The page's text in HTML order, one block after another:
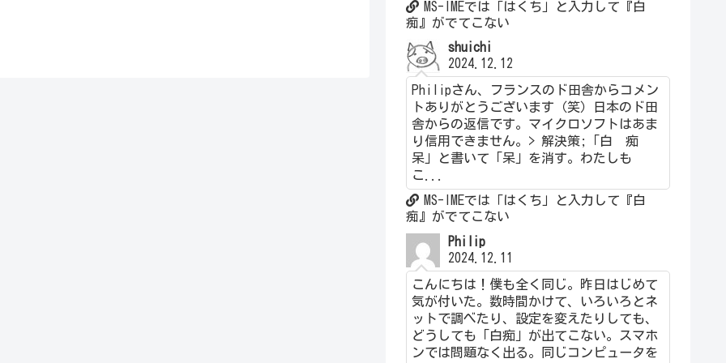
MS-IMEでは「はくち」と入力して『白
痴』がでてこない
shuichi
2024.12.12
Philipさん、フランスのド田舎からコメン
トありがとうございます（笑）日本のド田
舎からの返信です。マイクロソフトはあま
り信用できません。> 解決策;「白 痴
呆」と書いて「呆」を消す。わたしも
こ...
MS-IMEでは「はくち」と入力して『白
痴』がでてこない
Philip
2024.12.11
こんにちは！僕も全く同じ。昨日はじめて
気が付いた。数時間かけて、いろいろとネ
ットで調べたり、設定を変えたりしても、
どうしても「白痴」が出てこない。スマホ
ンでは問題なく出る。同じコンピュータを